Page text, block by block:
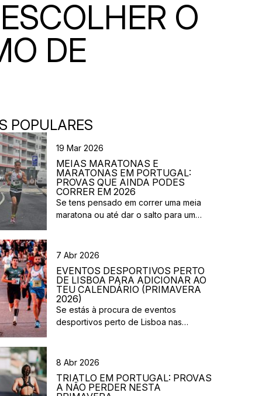
O
DE
POPULARES
19 Mar 2026
MEIAS MARATONAS E
MARATONAS EM PORTUGAL:
PROVAS QUE AINDA PODES
CORRER EM 2026
Se tens pensado em correr uma meia
maratona ou até dar o salto para um
Entre a primavera e o verão, o
vida. Há eventos por todo o país,
diferentes formatos e experiências para
todos os […]
7 Abr 2026
EVENTOS DESPORTIVOS PERTO
DE LISBOA PARA ADICIONAR AO
TEU CALENDÁRIO (PRIMAVERA
2026)
Se estás à procura de eventos
desportivos perto de Lisboa nas
vão acontecer na região durante esta
provas urbanas e eventos de trail,
8 Abr 2026
TRIATLO EM PORTUGAL: PROVAS
A NÃO PERDER NESTA